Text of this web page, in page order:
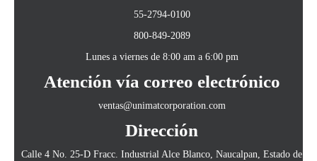
55-2794-0100
800-849-2089
Lunes a viernes de 8:00 am a 6:00 pm
Atención vía correo electrónico
ventas@unimatcorporation.com
Dirección
Calle 4 No. 25-D Fracc. Industrial Alce Blanco, Naucalpan, Estado de